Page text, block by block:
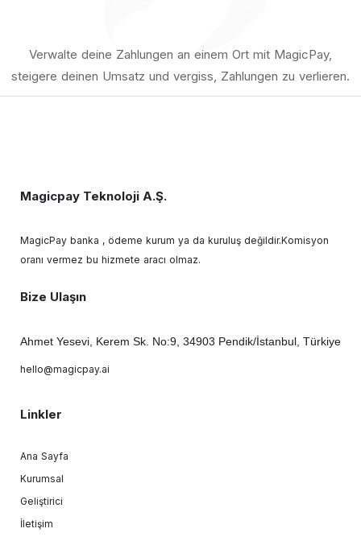
Verwalte deine Zahlungen an einem Ort mit MagicPay,
steigere deinen Umsatz und vergiss, Zahlungen zu verlieren.
Magicpay Teknoloji A.Ş.
MagicPay banka , ödeme kurum ya da kuruluş değildir.Komisyon
oranı vermez bu hizmete aracı olmaz.
Bize Ulaşın
Ahmet Yesevi, Kerem Sk. No:9, 34903 Pendik/İstanbul, Türkiye
hello@magicpay.ai
Linkler
Ana Sayfa
Kurumsal
Geliştirici
İletişim